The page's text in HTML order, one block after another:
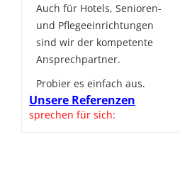
Auch für Hotels, Senioren-
und Pflegeeinrichtungen
sind wir der kompetente
Ansprechpartner.
Probier es einfach aus.
Unsere Referenzen
sprechen für sich: